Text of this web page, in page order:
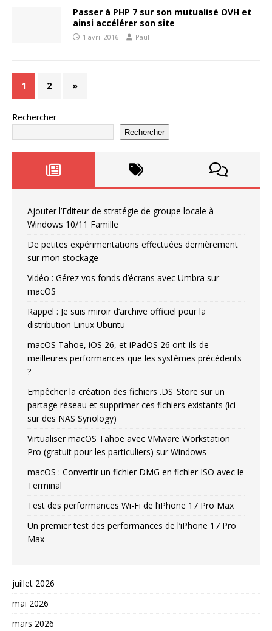
Passer à PHP 7 sur son mutualisé OVH et
ainsi accélérer son site
1 avril 2016 Paul
1 2 »
Rechercher
Rechercher
Ajouter l’Editeur de stratégie de groupe locale à
Windows 10/11 Famille
De petites expérimentations effectuées dernièrement
sur mon stockage
Vidéo : Gérez vos fonds d’écrans avec Umbra sur
macOS
Rappel : Je suis miroir d’archive officiel pour la
distribution Linux Ubuntu
macOS Tahoe, iOS 26, et iPadOS 26 ont-ils de
meilleures performances que les systèmes précédents
?
Empêcher la création des fichiers .DS_Store sur un
partage réseau et supprimer ces fichiers existants (ici
sur des NAS Synology)
Virtualiser macOS Tahoe avec VMware Workstation
Pro (gratuit pour les particuliers) sur Windows
macOS : Convertir un fichier DMG en fichier ISO avec le
Terminal
Test des performances Wi-Fi de l’iPhone 17 Pro Max
Un premier test des performances de l’iPhone 17 Pro
Max
juillet 2026
mai 2026
mars 2026